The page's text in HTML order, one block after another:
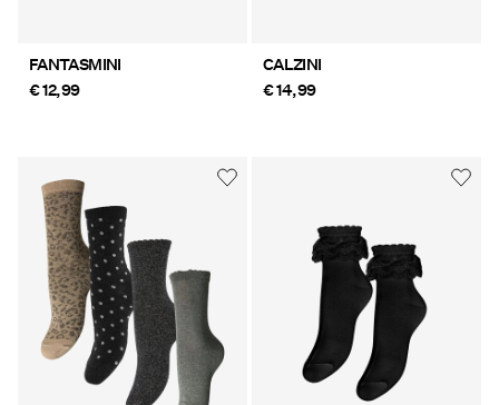
FANTASMINI
€ 12,99
CALZINI
€ 14,99